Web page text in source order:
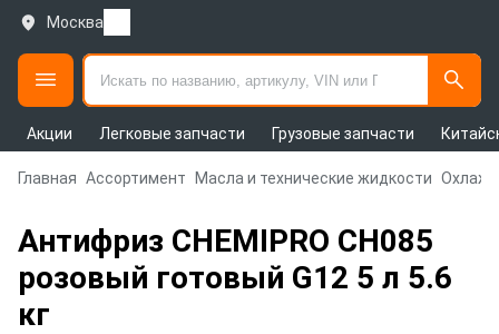
Москва
Акции Легковые запчасти Грузовые запчасти
Главная Ассортимент Масла и технические жидкости
Антифриз CHEMIPRO CH085
розовый готовый G12 5 л 5.6
кг